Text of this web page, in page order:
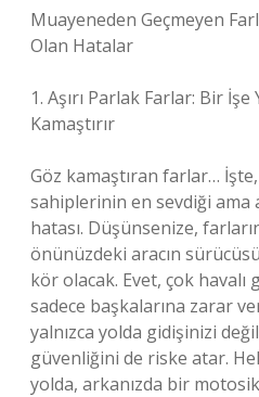
Muayeneden Geçmeyen
Olan Hatalar
1. Aşırı Parlak Farlar: Bir İşe
Kamaştırır
Göz kamaştıran farlar…
sahiplerinin en sevdiği ama
hatası. Düşünsenize,
önünüzdeki aracın
kör olacak. Evet, çok
sadece başkalarına zarar
yalnızca yolda gidişinizi
güvenliğini de riske atar.
yolda, arkanızda bir